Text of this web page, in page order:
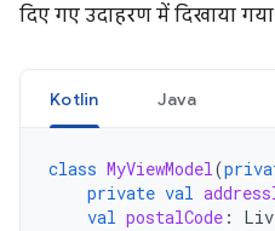
दिए गए उदाहरण में दिखाया
Kotlin Java
class MyViewModel(
private val
val postalCode :